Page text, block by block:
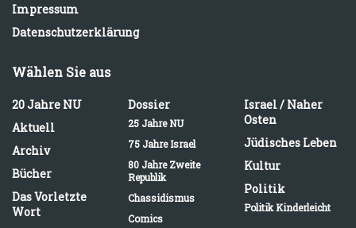
Impressum
Datenschutzerklärung
Wählen Sie aus
20 Jahre NU
Aktuell
Archiv
Bücher
Das Vorletzte
Wort
Dossier
25 Jahre NU
75 Jahre Israel
80 Jahre Zweite
Republik
Chassidismus
Comics
Israel / Naher
Osten
Jüdisches Leben
Kultur
Politik
Politik Kinderleicht